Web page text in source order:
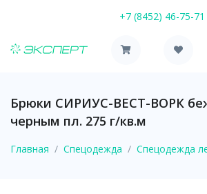
+7 (8452) 46-75-71
Брюки СИРИУС-ВЕСТ-ВОРК
черным пл. 275 г/кв.м
Главная Спецодежда Спецодежда